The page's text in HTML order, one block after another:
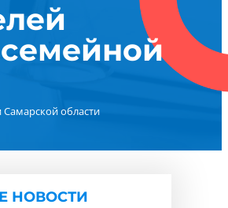
области
НОВОСТИ